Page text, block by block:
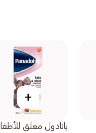
+
بانادول معلق